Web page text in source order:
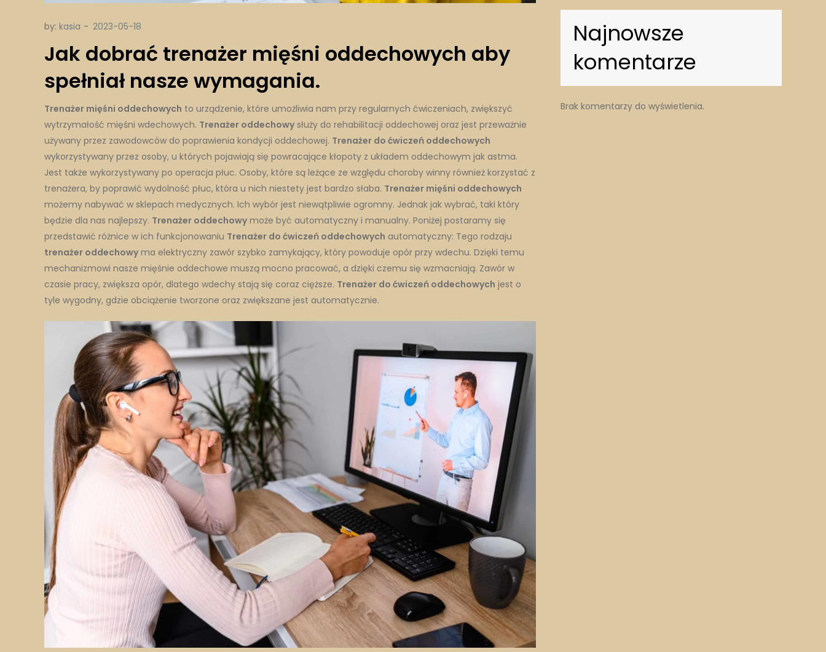
by: kasia
Jak dobrać trenażer mięśni oddechowych aby
spełniał nasze wymagania.
Trenażer mięśni oddechowych to urządzenie, które umożliwia nam przy regularnych ćwiczeniach, zwiększyć
wytrzymałość mięśni wdechowych. Trenażer oddechowy służy do rehabilitacji oddechowej oraz jest przeważnie
używany przez zawodowców do poprawienia kondycji oddechowej. Trenażer do ćwiczeń oddechowych
wykorzystywany przez osoby, u których pojawiają się powracające kłopoty z układem oddechowym jak astma.
Jest także wykorzystywany po operacja płuc. Osoby, które są leżące ze względu choroby winny również korzystać z
trenażera, by poprawić wydolność płuc, która u nich niestety jest bardzo słaba. Trenażer mięśni oddechowych
możemy nabywać w sklepach medycznych. Ich wybór jest niewątpliwie ogromny. Jednak jak wybrać, taki który
będzie dla nas najlepszy. Trenażer oddechowy może być automatyczny i manualny. Poniżej postaramy się
przedstawić różnice w ich funkcjonowaniu Trenażer do ćwiczeń oddechowych automatyczny: Tego rodzaju
trenażer oddechowy ma elektryczny zawór szybko zamykający, który powoduje opór przy wdechu. Dzięki temu
mechanizmowi nasze mięśnie oddechowe muszą mocno pracować, a dzięki czemu się wzmacniają. Zawór w
czasie pracy, zwiększa opór, dlatego wdechy stają się coraz cięższe. Trenażer do ćwiczeń oddechowych jest o
tyle wygodny, gdzie obciążenie tworzone oraz zwiększane jest automatycznie.
Najnowsze
komentarze
Brak komentarzy do wyświetlenia.